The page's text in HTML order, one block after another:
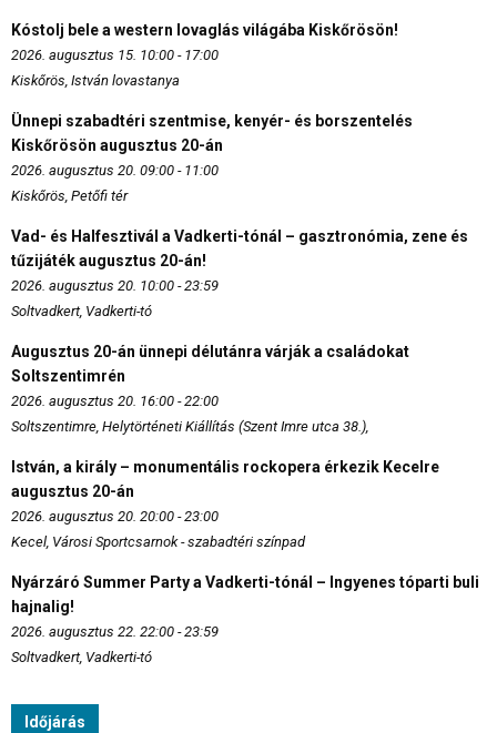
Kóstolj bele a western lovaglás világába Kiskőrösön!
2026. augusztus 15. 10:00 - 17:00
Kiskőrös, István lovastanya
Ünnepi szabadtéri szentmise, kenyér- és borszentelés
Kiskőrösön augusztus 20-án
2026. augusztus 20. 09:00 - 11:00
Kiskőrös, Petőfi tér
Vad- és Halfesztivál a Vadkerti-tónál – gasztronómia, zene és
tűzijáték augusztus 20-án!
2026. augusztus 20. 10:00 - 23:59
Soltvadkert, Vadkerti-tó
Augusztus 20-án ünnepi délutánra várják a családokat
Soltszentimrén
2026. augusztus 20. 16:00 - 22:00
Soltszentimre, Helytörténeti Kiállítás (Szent Imre utca 38.),
István, a király – monumentális rockopera érkezik Kecelre
augusztus 20-án
2026. augusztus 20. 20:00 - 23:00
Kecel, Városi Sportcsarnok - szabadtéri színpad
Nyárzáró Summer Party a Vadkerti-tónál – Ingyenes tóparti buli
hajnalig!
2026. augusztus 22. 22:00 - 23:59
Soltvadkert, Vadkerti-tó
Időjárás